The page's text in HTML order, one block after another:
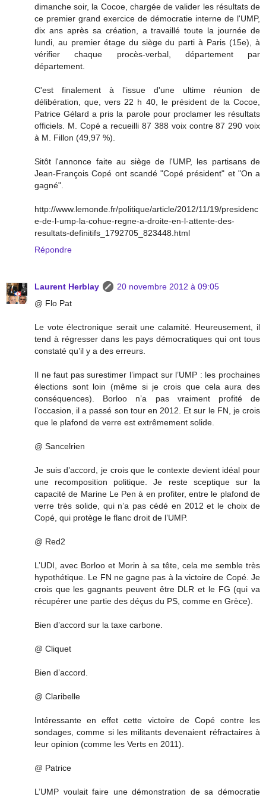
dimanche soir, la Cocoe, chargée de valider les résultats de
ce premier grand exercice de démocratie interne de l'UMP,
dix ans après sa création, a travaillé toute la journée de
lundi, au premier étage du siège du parti à Paris (15e), à
vérifier chaque procès-verbal, département par
département.
C'est finalement à l'issue d'une ultime réunion de
délibération, que, vers 22 h 40, le président de la Cocoe,
Patrice Gélard a pris la parole pour proclamer les résultats
officiels. M. Copé a recueilli 87 388 voix contre 87 290 voix
à M. Fillon (49,97 %).
Sitôt l'annonce faite au siège de l'UMP, les partisans de
Jean-François Copé ont scandé "Copé président" et "On a
gagné".
http://www.lemonde.fr/politique/article/2012/11/19/presidenc
e-de-l-ump-la-cohue-regne-a-droite-en-l-attente-des-
resultats-definitifs_1792705_823448.html
Répondre
Laurent Herblay
20 novembre 2012 à 09:05
@ Flo Pat
Le vote électronique serait une calamité. Heureusement, il
tend à régresser dans les pays démocratiques qui ont tous
constaté qu’il y a des erreurs.
Il ne faut pas surestimer l’impact sur l’UMP : les prochaines
élections sont loin (même si je crois que cela aura des
conséquences). Borloo n’a pas vraiment profité de
l’occasion, il a passé son tour en 2012. Et sur le FN, je crois
que le plafond de verre est extrêmement solide.
@ Sancelrien
Je suis d’accord, je crois que le contexte devient idéal pour
une recomposition politique. Je reste sceptique sur la
capacité de Marine Le Pen à en profiter, entre le plafond de
verre très solide, qui n’a pas cédé en 2012 et le choix de
Copé, qui protège le flanc droit de l’UMP.
@ Red2
L’UDI, avec Borloo et Morin à sa tête, cela me semble très
hypothétique. Le FN ne gagne pas à la victoire de Copé. Je
crois que les gagnants peuvent être DLR et le FG (qui va
récupérer une partie des déçus du PS, comme en Grèce).
Bien d’accord sur la taxe carbone.
@ Cliquet
Bien d’accord.
@ Claribelle
Intéressante en effet cette victoire de Copé contre les
sondages, comme si les militants devenaient réfractaires à
leur opinion (comme les Verts en 2011).
@ Patrice
L’UMP voulait faire une démonstration de sa démocratie